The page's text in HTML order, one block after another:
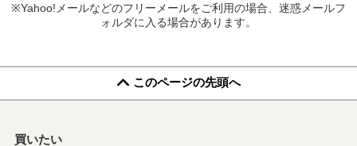
※Yahoo!メールなどのフリーメールをご利用の場合、迷惑メールフ
ォルダに入る場合があります。
このページの先頭へ
買いたい